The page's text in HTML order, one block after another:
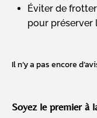
Éviter de
pour préserver
Il n’y a pas encore
Soyez le premier à